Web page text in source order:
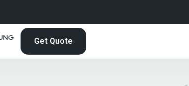
Get Quote